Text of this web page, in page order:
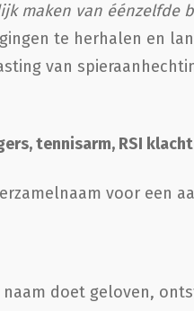
maken van éénzelfde
te herhalen en
van
tennisarm, RSI
voor een
naam doet geloven,